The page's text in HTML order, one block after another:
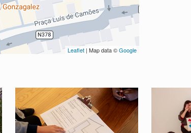
Leaflet | Map data ©Google